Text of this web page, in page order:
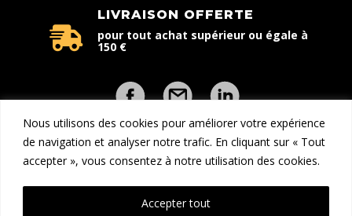
Nous utilisons des cookies pour améliorer votre expérience
de navigation et analyser notre trafic. En cliquant sur « Tout
accepter », vous consentez à notre utilisation des cookies.
Accepter tout
LIVRAISON OFFERTE
pour tout achat supérieur ou égale à
150 €
Copyright © 2026 - Explorcom | Tous droits réservés | Une